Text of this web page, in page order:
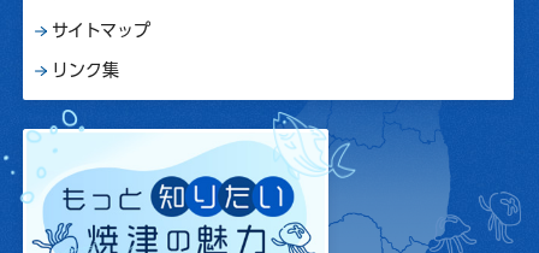
サイトマップ
リンク集